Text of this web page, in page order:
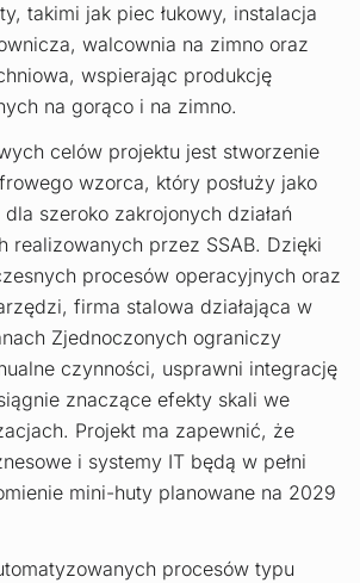
takimi jak piec łukowy, instalacja
walcownia na zimno oraz
wspierając produkcję
na gorąco i na zimno.
celów projektu jest stworzenie
wzorca, który posłuży jako
szeroko zakrojonych działań
realizowanych przez SSAB. Dzięki
procesów operacyjnych oraz
firma stalowa działająca w
Zjednoczonych ograniczy
czynności, usprawni integrację
znaczące efekty skali we
Projekt ma zapewnić, że
i systemy IT będą w pełni
mini-huty planowane na 2029
procesów typu